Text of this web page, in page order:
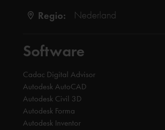
Regio: Nederland
Software
Cadac Digital Advisor
Autodesk AutoCAD
Autodesk Civil 3D
Autodesk Forma
Autodesk Inventor